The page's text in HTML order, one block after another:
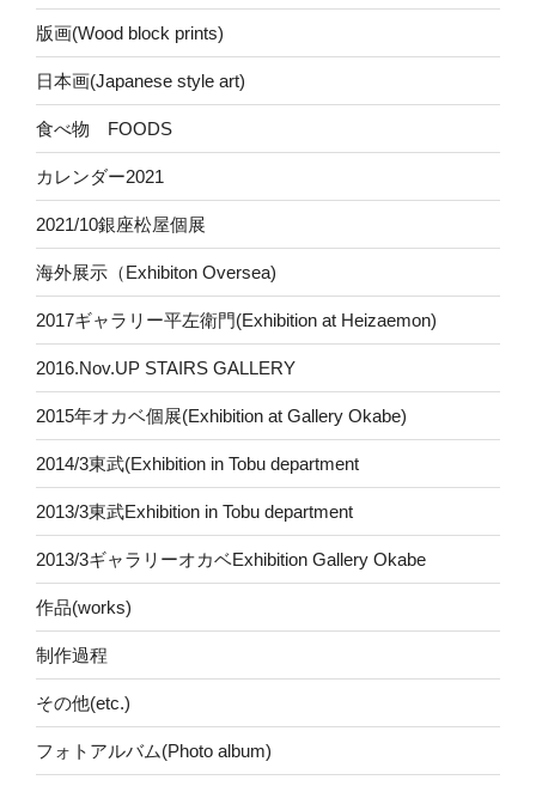
版画(Wood block prints)
日本画(Japanese style art)
食べ物 FOODS
カレンダー2021
2021/10銀座松屋個展
海外展示（Exhibiton Oversea)
2017ギャラリー平左衛門(Exhibition at Heizaemon)
2016.Nov.UP STAIRS GALLERY
2015年オカベ個展(Exhibition at Gallery Okabe)
2014/3東武(Exhibition in Tobu department
2013/3東武Exhibition in Tobu department
2013/3ギャラリーオカベExhibition Gallery Okabe
作品(works)
制作過程
その他(etc.)
フォトアルバム(Photo album)